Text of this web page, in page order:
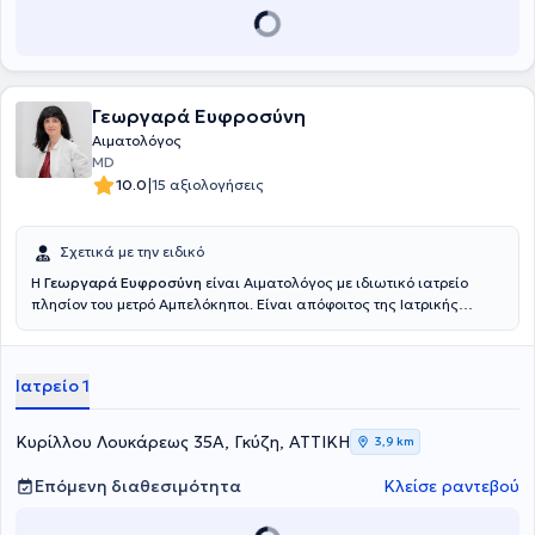
Γεωργαρά Ευφροσύνη
Αιματολόγος
MD
10.0|15 αξιολογήσεις
Σχετικά με την ειδικό
Η Γεωργαρά Ευφροσύνη είναι Αιματολόγος με ιδιωτικό ιατρείο
πλησίον του μετρό Αμπελόκηποι. Είναι απόφοιτος της Ιατρικής
Εργάστηκε ως ειδικευόμενη εσωτερικής παθολογίας στο
άσκησή της στην ειδικότητα της Παθολογίας στο ΓΝΑ Ιπποκράτειο.
Εργάστηκε στην Αιματολογική κλινική και το εξωτερικό
αιματολογικό ιατρείο στο ΓΝΑ Γ.Γεννηματάς από το 2019 έως και το
2025, όπου ειδικεύτηκε σε παθήσεις όπως το λέμφωμα, το
πολλαπλούν μυέλωμα, η λευχαιμία, το μυελοδυσπλαστικό
νεόπλασμα κ.α. Ειδικεύτηκε στη θρομβοφιλία και την αιμορραγική
Ιατρείο 1
Κυρίλλου Λουκάρεως 35Α, Γκύζη, ΑΤΤΙΚΗ 3,9 km
Επόμενη διαθεσιμότητα Κλείσε ραντεβού